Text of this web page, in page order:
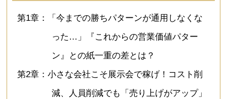
第1章：「今までの勝ちパターンが通用しなくな
った…」『これからの営業価値パター
ン』との紙一重の差とは？
第2章：小さな会社こそ展示会で稼げ！コスト削
減、人員削減でも「売り上げがアップ」